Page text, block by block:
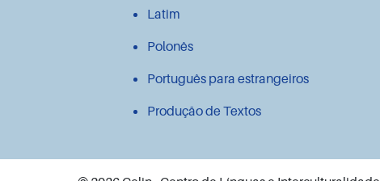
Latim
Polonês
Português para estrangeiros
Produção de Textos